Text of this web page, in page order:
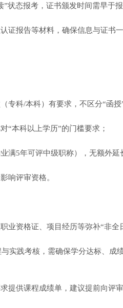
态报考，证书颁发时间需早于报
报告等材料，确保信息与证书一
科/本科）有要求，不区分“函授”
本科以上学历”的门槛要求；
5年可评中级职称），无额外延
响评审资格。
资格证、项目经历等弥补“非全
践考核，需确保学分达标、成
供课程成绩单，建议提前向评审